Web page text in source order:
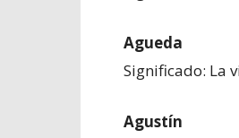
Agueda
Significado: La
Agustín